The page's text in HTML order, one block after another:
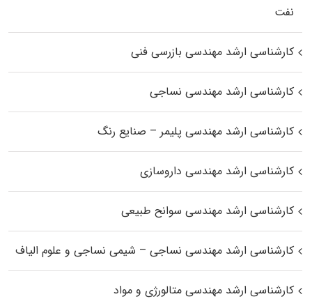
نفت
کارشناسی ارشد مهندسی بازرسی فنی
کارشناسی ارشد مهندسی نساجی
کارشناسی ارشد مهندسی پلیمر – صنایع رنگ
کارشناسی ارشد مهندسی داروسازی
کارشناسی ارشد مهندسی سوانح طبیعی
کارشناسی ارشد مهندسی نساجی – شیمی نساجی و علوم الیاف
کارشناسی ارشد مهندسی متالورژی و مواد